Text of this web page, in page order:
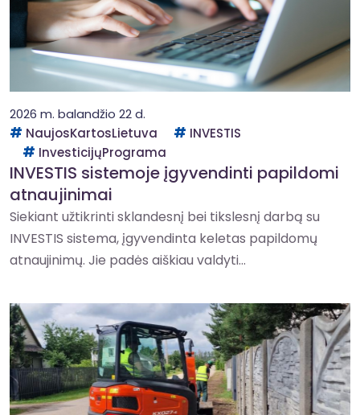
2026 m. balandžio 22 d.
NaujosKartosLietuva
INVESTIS
InvesticijųPrograma
INVESTIS sistemoje įgyvendinti papildomi
atnaujinimai
Siekiant užtikrinti sklandesnį bei tikslesnį darbą su
INVESTIS sistema, įgyvendinta keletas papildomų
atnaujinimų. Jie padės aiškiau valdyti...